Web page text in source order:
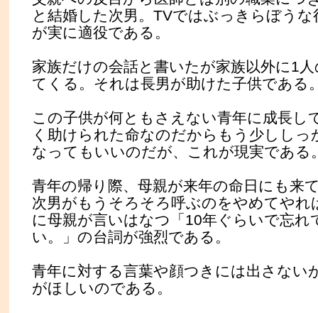
と結婚した次男。TVではぶっきらぼうな
が実に適役である。
家族だけの会話と書いたが家族以外に1
てくる。それは長男が助けた子供である
この子供が何ともさえない青年に成長し
く助けられた命なのだからもう少ししっ
なってもいいのだが、これが現実である
青年の帰り際、母親が来年の命日にも来
次男がもうそろそろ呼ぶのをやめてやれ
に母親が言いはなつ「10年ぐらいで忘れ
い。」の台詞が強烈である。
青年に対する言葉や顔つきには出さない
がほしいのである。